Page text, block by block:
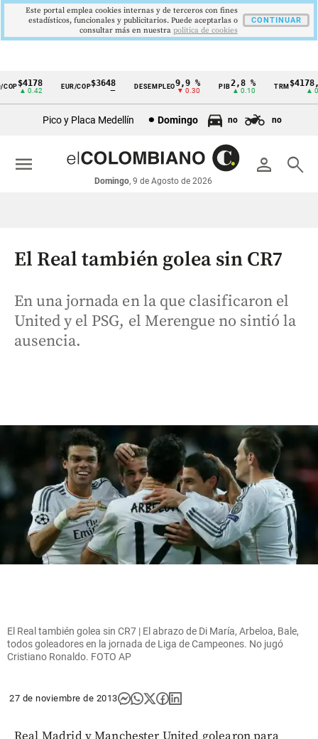
Cintillo
económicos
Colombia
$4178
▲ 0.42
EUR/COP$3648 DESEMPLEO 9,9 %
▼ 0.30
PIB2,8 %
▲ 0.10
TRM$4178,23
▲ 0.42
Pico y Placa Medellín Domingo no no
person search
Domingo, 9 de Agosto de 2026
menu
El Real también golea sin CR7
En una jornada en la que clasificaron el
United y el PSG, el Merengue no sintió la
ausencia.
El Real también golea sin CR7 | El abrazo de Di María, Arbeloa, Bale,
todos goleadores en la jornada de Liga de Campeones. No jugó
Cristiano Ronaldo. FOTO AP
27 de noviembre de 2013
Real Madrid y Manchester United golearon para
Este portal emplea cookies internas y de terceros con fines
estadísticos, funcionales y publicitarios. Puede aceptarlas o
consultar más en nuestra politica de cookies
CONTINUAR